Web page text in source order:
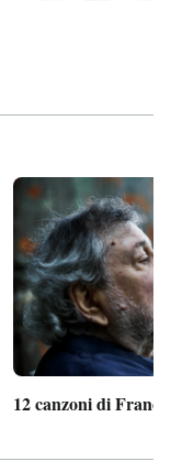
12 canzoni di